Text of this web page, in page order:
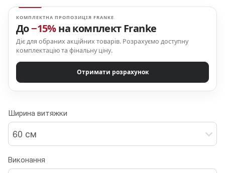
КОМПЛЕКТНА ПРОПОЗИЦІЯ FRANKE
До−15%на комплект Franke
Діє для обраних акційних товарів. Розрахуємо доступну
комплектацію та фінальну ціну.
Отримати розрахунок
Ширина витяжки
60 см
Виконання